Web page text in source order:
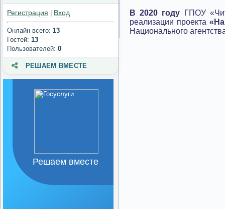
Финансово-
хозяйственная
деятельность
Вакантные места для
приема (перевода)
обучающихся
Стипендии и меры
поддержки
обучающихся
образовательной
организации
Образовательные
стандарты и требования
Регистрация Вход
Онлайн всего: 13
Гостей: 13
Пользователей: 0
РЕШАЕМ ВМЕСТЕ
Решаем вместе
В 2020 году ГПОУ
реализации проекта
Национального